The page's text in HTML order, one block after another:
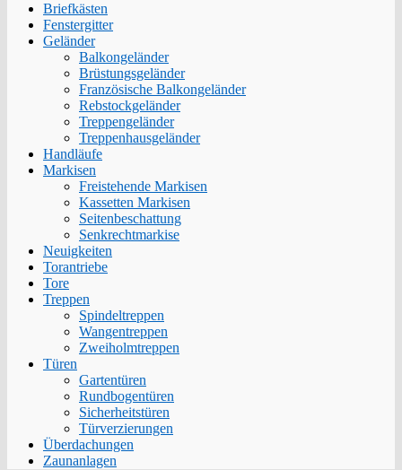
Briefkästen
Fenstergitter
Geländer
Balkongeländer
Brüstungsgeländer
Französische Balkongeländer
Rebstockgeländer
Treppengeländer
Treppenhausgeländer
Handläufe
Markisen
Freistehende Markisen
Kassetten Markisen
Seitenbeschattung
Senkrechtmarkise
Neuigkeiten
Torantriebe
Tore
Treppen
Spindeltreppen
Wangentreppen
Zweiholmtreppen
Türen
Gartentüren
Rundbogentüren
Sicherheitstüren
Türverzierungen
Überdachungen
Zaunanlagen